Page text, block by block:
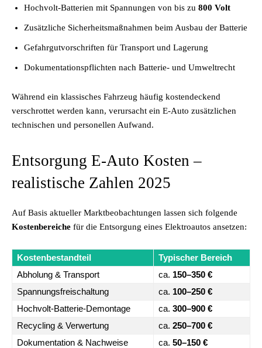
Hochvolt-Batterien mit Spannungen von bis zu 800 Volt
Zusätzliche Sicherheitsmaßnahmen beim Ausbau der Batterie
Gefahrgutvorschriften für Transport und Lagerung
Dokumentationspflichten nach Batterie- und Umweltrecht
Während ein klassisches Fahrzeug häufig kostendeckend
verschrottet werden kann, verursacht ein E-Auto zusätzlichen
technischen und personellen Aufwand.
Entsorgung E-Auto Kosten –
realistische Zahlen 2025
Auf Basis aktueller Marktbeobachtungen lassen sich folgende
Kostenbereiche für die Entsorgung eines Elektroautos ansetzen:
Kostenbestandteil
Typischer Bereich
Abholung & Transport
ca. 150–350 €
Spannungsfreischaltung
ca. 100–250 €
Hochvolt-Batterie-Demontage
ca. 300–900 €
Recycling & Verwertung
ca. 250–700 €
Dokumentation & Nachweise
ca. 50–150 €